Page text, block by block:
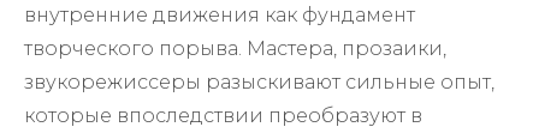
внутренние движения как фундамент
творческого порыва. Мастера, прозаики,
звукорежиссеры разыскивают сильные опыт,
которые впоследствии преобразуют в